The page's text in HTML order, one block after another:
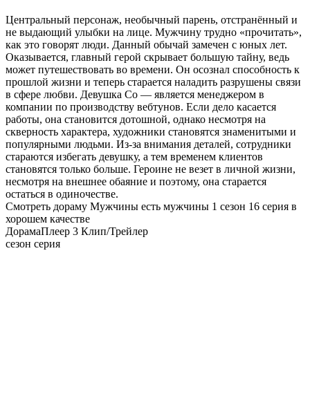
Центральный персонаж, необычный парень, отстранённый и
не выдающий улыбки на лице. Мужчину трудно «прочитать»,
как это говорят люди. Данный обычай замечен с юных лет.
Оказывается, главный герой скрывает большую тайну, ведь
может путешествовать во времени. Он осознал способность к
прошлой жизни и теперь старается наладить разрушены связи
в сфере любви. Девушка Со — является менеджером в
компании по производству вебтунов. Если дело касается
работы, она становится дотошной, однако несмотря на
скверность характера, художники становятся знаменитыми и
популярными людьми. Из-за внимания деталей, сотрудники
стараются избегать девушку, а тем временем клиентов
становятся только больше. Героине не везет в личной жизни,
несмотря на внешнее обаяние и поэтому, она старается
остаться в одиночестве.
Смотреть дораму Мужчины есть мужчины 1 сезон 16 серия в
хорошем качестве
ДорамаПлеер 3 Клип/Трейлер
сезон серия